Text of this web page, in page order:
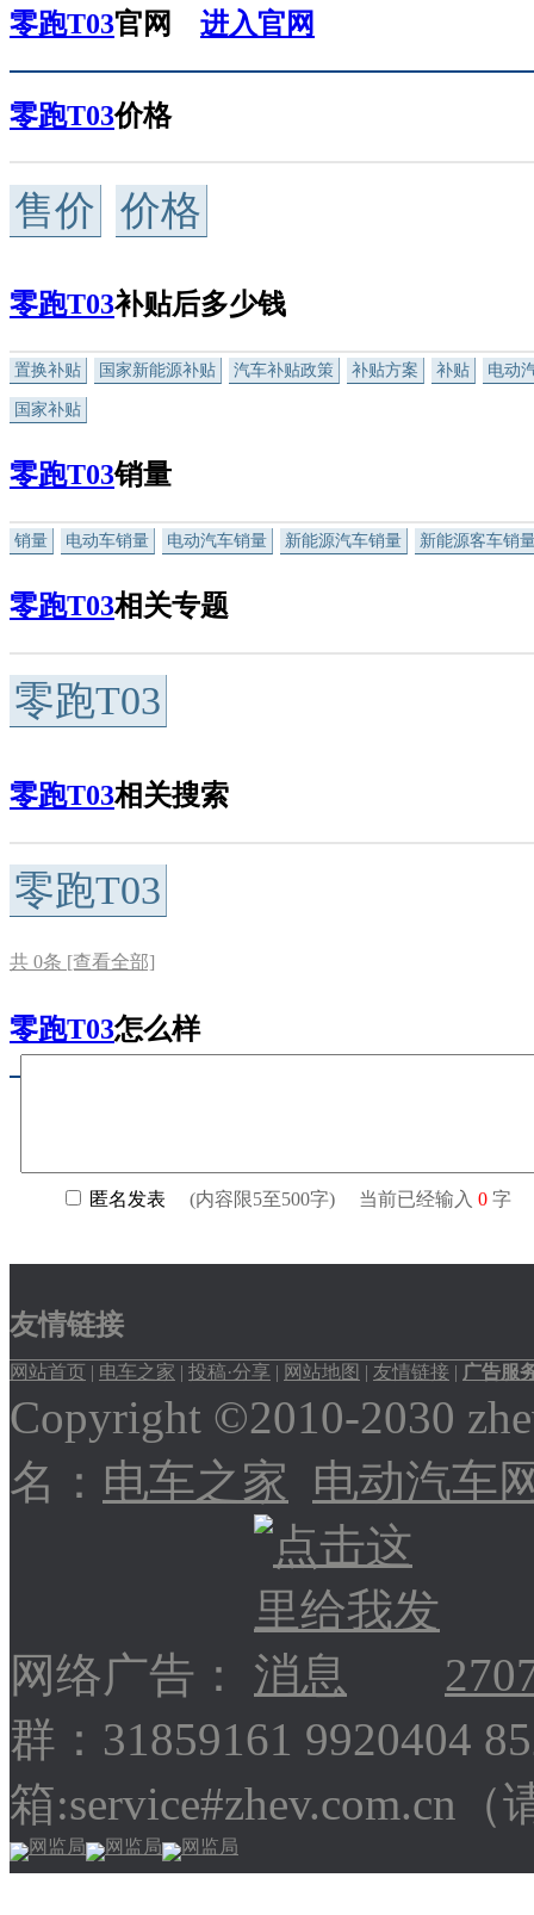
零跑T03官网 进入官网
零跑T03价格
售价 价格
零跑T03补贴后多少钱
置换补贴 国家新能源补贴 汽车补贴政策 补贴方案 补贴 电动
国家补贴
零跑T03销量
销量 电动车销量 电动汽车销量 新能源汽车销量 新能源客车销
零跑T03相关专题
零跑T03
零跑T03相关搜索
零跑T03
共 0条 [查看全部]
零跑T03怎么样
友情链接
网站首页 | 电车之家 | 投稿·分享 | 网站地图 | 友情链接 | 广告服
Copyright ©2010-2030
名： 电车之家 电动汽车
网络广告：
群：31859161 9920404
箱:service#zhev.com.cn